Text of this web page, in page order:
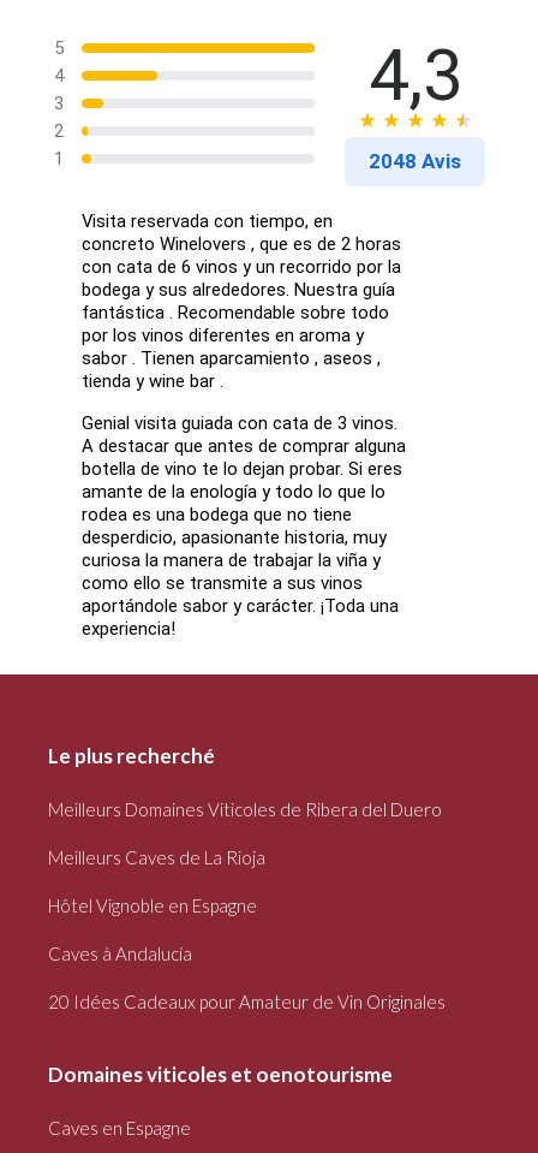
5
4
3
2
1
4,3
2048 Avis
Visita reservada con tiempo, en
concreto Winelovers , que es de 2 horas
con cata de 6 vinos y un recorrido por la
bodega y sus alrededores. Nuestra guía
fantástica . Recomendable sobre todo
por los vinos diferentes en aroma y
sabor . Tienen aparcamiento , aseos ,
tienda y wine bar .
Genial visita guiada con cata de 3 vinos.
A destacar que antes de comprar alguna
botella de vino te lo dejan probar. Si eres
amante de la enología y todo lo que lo
rodea es una bodega que no tiene
desperdicio, apasionante historia, muy
curiosa la manera de trabajar la viña y
como ello se transmite a sus vinos
aportándole sabor y carácter. ¡Toda una
experiencia!
Le plus recherché
Meilleurs Domaines Viticoles de Ribera del Duero
Meilleurs Caves de La Rioja
Hôtel Vignoble en Espagne
Caves à Andalucía
20 Idées Cadeaux pour Amateur de Vin Originales
Domaines viticoles et oenotourisme
Caves en Espagne